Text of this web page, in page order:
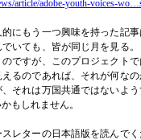
article/adobe-youth-voices-
的にもう一つ興味を持った記
いても、皆が同じ月を見る
ですが、このプロジェクト
るのであれば、それが何な
、それは万国共通ではないよ
もしれません。
レターの日本語版を読んで